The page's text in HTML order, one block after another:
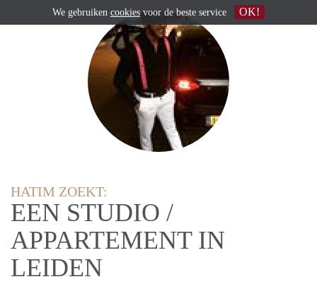
HATIM ZOEKT:
EEN STUDIO /
APPARTEMENT IN
LEIDEN
We gebruiken cookiesvoor de beste service OK!